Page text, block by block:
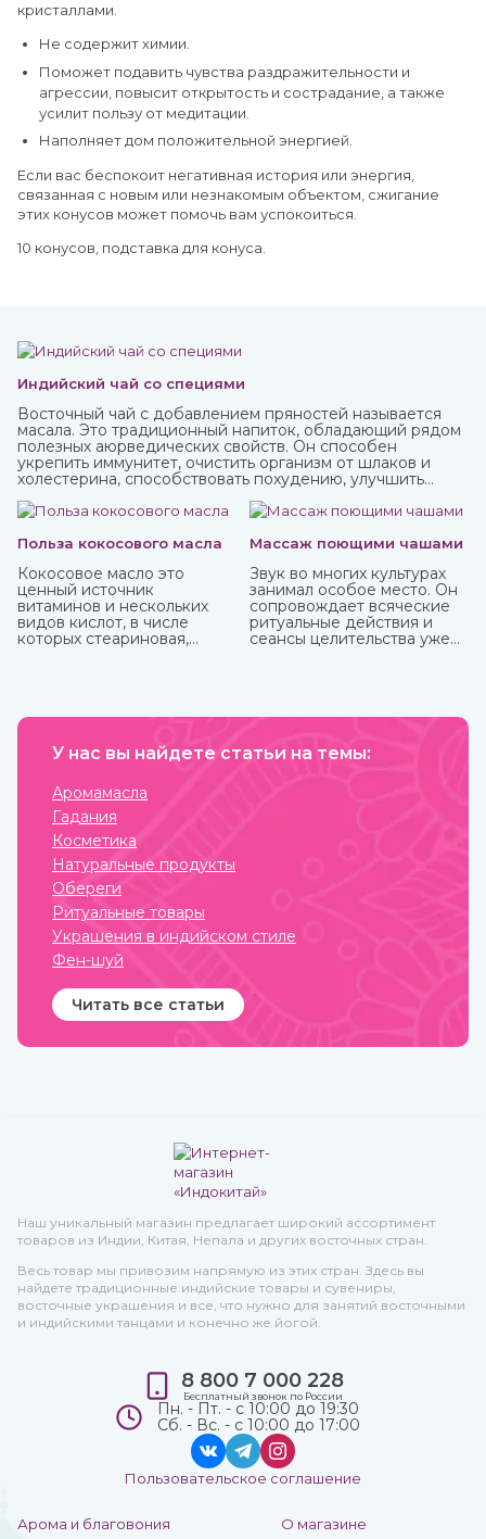
кристаллами.
Не содержит химии.
Поможет подавить чувства раздражительности и
агрессии, повысит открытость и сострадание, а также
усилит пользу от медитации.
Наполняет дом положительной энергией.
Если вас беспокоит негативная история или энергия,
связанная с новым или незнакомым объектом, сжигание
этих конусов может помочь вам успокоиться.
10 конусов, подставка для конуса.
Индийский чай со специями
Восточный чай с добавлением пряностей называется
масала. Это традиционный напиток, обладающий рядом
полезных аюрведических свойств. Он способен
укрепить иммунитет, очистить организм от шлаков и
холестерина, способствовать похудению, улучшить
Польза кокосового масла
Кокосовое масло это
ценный источник
витаминов и нескольких
видов кислот, в числе
которых стеариновая,
не вступает в реакцию с
пригодным в течение
оно считается одним из
самых важных, обладает
охлаждающими,
успокаивающими,
освежающими свойствами.
Купить кокосовое масло от
известных марок вы
можете в интернет-
магазине ИндоКитай.
Массаж поющими чашами
Звук во многих культурах
занимал особое место. Он
сопровождает всяческие
ритуальные действия и
сеансы целительства уже
У нас вы найдете статьи на темы:
Аромамасла
Гадания
Косметика
Натуральные продукты
Обереги
Ритуальные товары
Украшения в индийском стиле
Фен-шуй
Читать все статьи
Наш уникальный магазин предлагает широкий ассортимент
товаров из Индии, Китая, Непала и других восточных стран.
Весь товар мы привозим напрямую из этих стран. Здесь вы
найдете традиционные индийские товары и сувениры,
восточные украшения и все, что нужно для занятий восточными
и индийскими танцами и конечно же йогой.
Арома и благовония О магазине
8 800 7 000 228
Бесплатный звонок по России
Пн. - Пт. - с 10:00 до 19:30
Сб. - Вс. - с 10:00 до 17:00
Пользовательское соглашение